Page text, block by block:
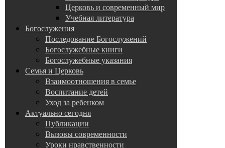
Церковь и современный мир
Учебная литература
Богослужения
Последование Богослужений
Богослужебные книги
Богослужебные указания
Семья и Церковь
Взаимоотношения в семье
Воспитание детей
Уход за ребенком
Актуально сегодня
Публикации
Вызовы современности
Уроки нравственности